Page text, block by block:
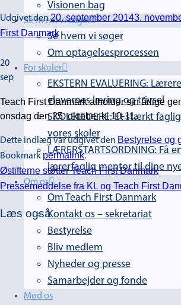
Visionen bag
Se hvem vi søger
Se hvem vi søger
Om optagelsesprocessen
For skoler
EKSTERN EVALUERING:
elevernes læring og trivsel
SKOLELEDERE: Et stærkt
vores skoler
LÆRERSTARTSORDNING: Få
lærerfaglig mentor til dine
Om os
Om Teach First Danmark
Kontakt os – sekretariat
Bestyrelse
Bliv medlem
Nyheder og presse
Samarbejder og fonde
Mød os
Udgivet den20. september 20143.
First Danmark
20
sep
Teach First Danmark afholder sin årlige
onsdag den 25. oktober kl 10-11.
Dette indlæg var udgivet den Bestyrelse og
Bookmark permalink.
Østifterne støtter Teach First Danmark
Pressemeddelse fra KL og Teach First
Læs også